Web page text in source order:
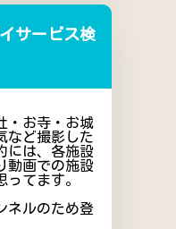
サービス検
・お寺・お城
など撮影した
には、各施設
動画での施設
てます。
ネルのため登